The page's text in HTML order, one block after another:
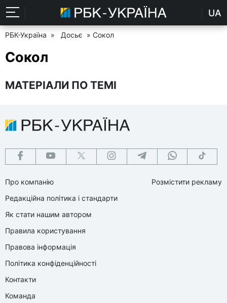
UA
РБК-Україна » Досьє » Сокол
Сокол
МАТЕРІАЛИ ПО ТЕМІ
Про компанію
Редакційна політика і стандарти
Як стати нашим автором
Правила користування
Правова інформація
Політика конфіденційності
Контакти
Команда
Розмістити рекламу